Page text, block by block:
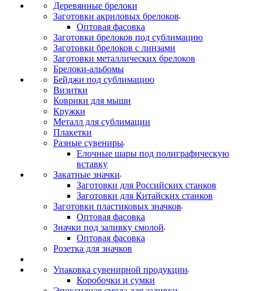
Деревянные брелоки
Заготовки акриловых брелоков
Оптовая фасовка
Заготовки брелоков под сублимацию
Заготовки брелоков с линзами
Заготовки металлических брелоков
Брелоки-альбомы
Бейджи под сублимацию
Визитки
Коврики для мыши
Кружки
Металл для сублимации
Плакетки
Разные сувениры
Елочные шары под полиграфическую
вставку
Закатные значки
Заготовки для Российских станков
Заготовки для Китайских станков
Заготовки пластиковых значков
Оптовая фасовка
Значки под заливку смолой
Оптовая фасовка
Розетка для значков
Упаковка сувенирной продукции
Коробочки и сумки